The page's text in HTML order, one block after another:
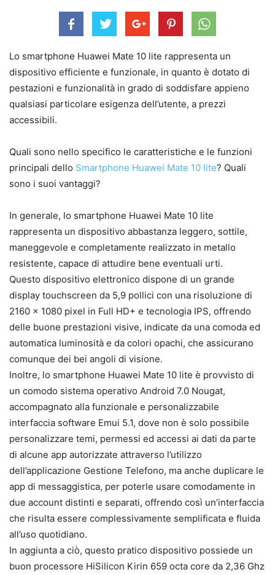
Lo smartphone Huawei Mate 10 lite rappresenta un
dispositivo efficiente e funzionale, in quanto è dotato di
pestazioni e funzionalità in grado di soddisfare appieno
qualsiasi particolare esigenza dell’utente, a prezzi
accessibili.
Quali sono nello specifico le caratteristiche e le funzioni
principali dello Smartphone Huawei Mate 10 lite? Quali
sono i suoi vantaggi?
In generale, lo smartphone Huawei Mate 10 lite
rappresenta un dispositivo abbastanza leggero, sottile,
maneggevole e completamente realizzato in metallo
resistente, capace di attudire bene eventuali urti.
Questo dispositivo elettronico dispone di un grande
display touchscreen da 5,9 pollici con una risoluzione di
2160 x 1080 pixel in Full HD+ e tecnologia IPS, offrendo
delle buone prestazioni visive, indicate da una comoda ed
automatica luminosità e da colori opachi, che assicurano
comunque dei bei angoli di visione.
Inoltre, lo smartphone Huawei Mate 10 lite è provvisto di
un comodo sistema operativo Android 7.0 Nougat,
accompagnato alla funzionale e personalizzabile
interfaccia software Emui 5.1, dove non è solo possibile
personalizzare temi, permessi ed accessi ai dati da parte
di alcune app autorizzate attraverso l’utilizzo
dell’applicazione Gestione Telefono, ma anche duplicare le
app di messaggistica, per poterle usare comodamente in
due account distinti e separati, offrendo così un’interfaccia
che risulta essere complessivamente semplificata e fluida
all’uso quotidiano.
In aggiunta a ciò, questo pratico dispositivo possiede un
buon processore HiSilicon Kirin 659 octa core da 2,36 Ghz